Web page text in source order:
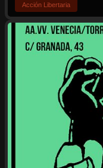
Acción Libertaria